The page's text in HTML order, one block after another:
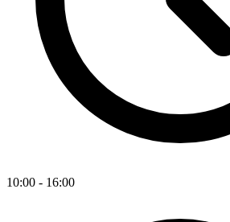
10:00 - 16:00